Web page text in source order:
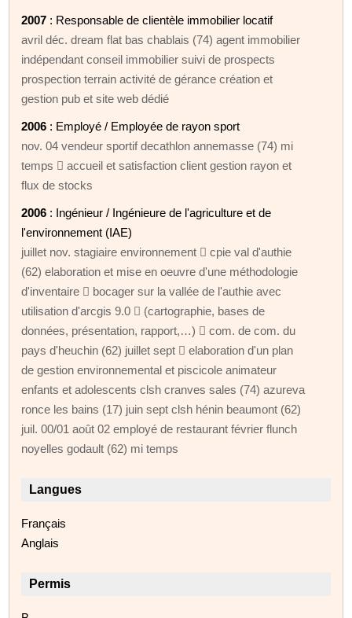
2007 : Responsable de clientèle immobilier locatif
avril déc. dream flat bas chablais (74) agent immobilier
indépendant conseil immobilier suivi de prospects
prospection terrain activité de gérance création et
gestion pub et site web dédié
2006 : Employé / Employée de rayon sport
nov. 04 vendeur sportif decathlon annemasse (74) mi
temps  accueil et satisfaction client gestion rayon et
flux de stocks
2006 : Ingénieur / Ingénieure de l'agriculture et de
l'environnement (IAE)
juillet nov. stagiaire environnement  cpie val d'authie
(62) elaboration et mise en oeuvre d'une méthodologie
d'inventaire  bocager sur la vallée de l'authie avec
utilisation d'arcgis 9.0  (cartographie, bases de
données, présentation, rapport,…)  com. de com. du
pays d'heuchin (62) juillet sept  elaboration d'un plan
de gestion environnemental et piscicole animateur
enfants et adolescents clsh cranves sales (74) azureva
ronce les bains (17) juin sept clsh hénin beaumont (62)
juil. 00/01 août 02 employé de restaurant février flunch
noyelles godault (62) mi temps
Langues
Français
Anglais
Permis